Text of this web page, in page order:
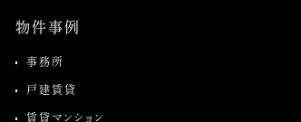
物件事例
事務所
戸建賃貸
賃貸マンション